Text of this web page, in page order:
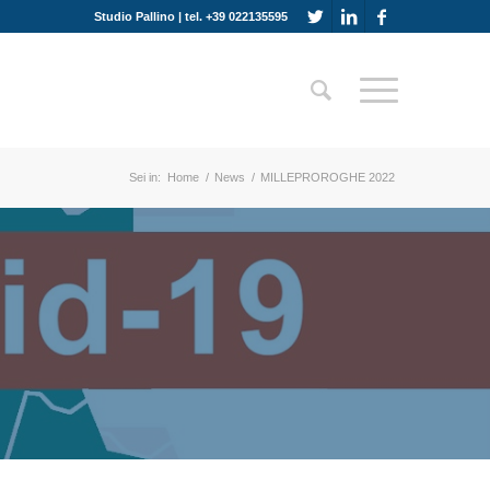
Studio Pallino | tel. +39 022135595
Sei in: Home / News / MILLEPROROGHE 2022